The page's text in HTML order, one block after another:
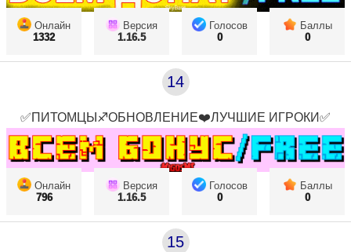
Онлайн
1332
Версия
1.16.5
Голосов
0
Баллы
0
14
✅ПИТОМЦЫ♐ОБНОВЛЕНИЕ❤️ЛУЧШИЕ ИГРОКИ✅
Онлайн
796
Версия
1.16.5
Голосов
0
Баллы
0
15